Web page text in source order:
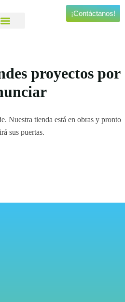
¡Contáctanos!
proyectos por
Nuestra tienda está en obras y pronto
sus puertas.